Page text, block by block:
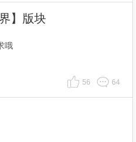
】版块
哦
56 64